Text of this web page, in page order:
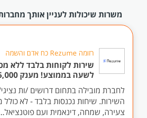
משרות שיכולות לעניין אותך
רזומה Rezume כח אדם והשמה
לשעה בממוצע! מענק 5,000!
לחברת מובילה בתחום דרושים /ות
השירות. שיחות נכנסות בלבד - לא כולל
צעירה, שמחה, דינאמית ועם